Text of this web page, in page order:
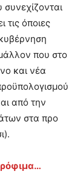
συνεχίζονται
όποιες
που στο
και νέα
από την
στα προ